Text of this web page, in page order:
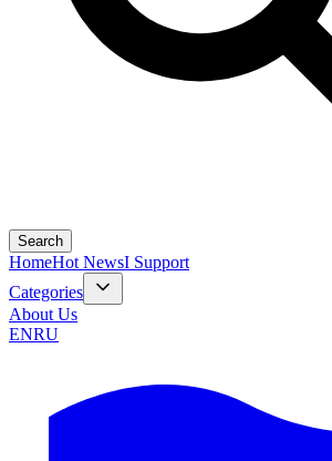
Search
HomeHot NewsI Support
Categories
About Us
ENRU